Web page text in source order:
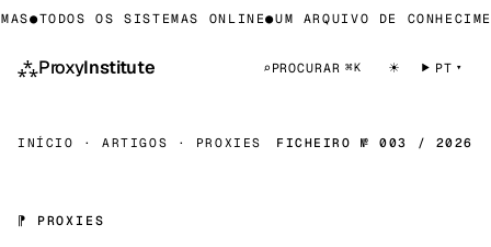
●TODOS OS SISTEMAS ONLINE ●UM ARQUIVO DE
⁂ProxyInstitute ⌕ PROCURAR ⌘K ☀ PT
INÍCIO · ARTIGOS · PROXIES FICHEIRO № 003 / 2026
⁋ PROXIES